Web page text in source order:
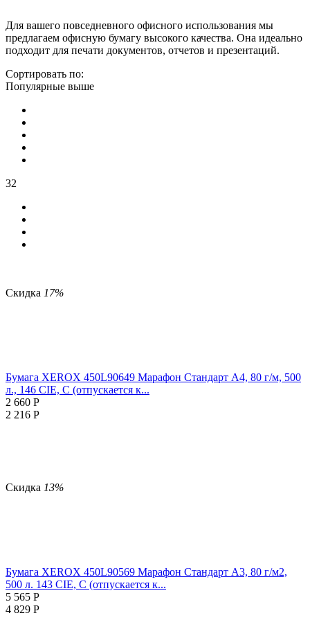
Для вашего повседневного офисного использования мы
предлагаем офисную бумагу высокого качества. Она идеально
подходит для печати документов, отчетов и презентаций.
Сортировать по:
Популярные выше
32
Скидка 17%
Бумага XEROX 450L90649 Марафон Стандарт А4, 80 г/м, 500
л., 146 CIE, C (отпускается к...
2 660 Р
2 216 Р
Скидка 13%
Бумага XEROX 450L90569 Марафон Стандарт А3, 80 г/м2,
500 л. 143 CIE, C (отпускается к...
5 565 Р
4 829 Р